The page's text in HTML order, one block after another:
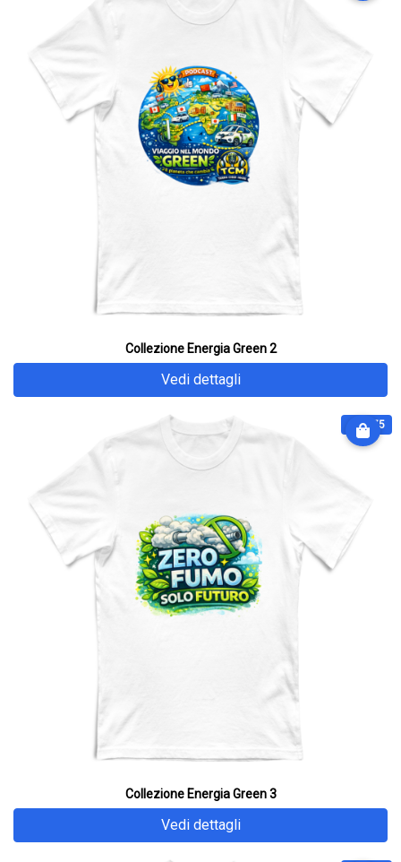
Collezione Energia Green 2
Vedi dettagli
€ 28.75
Collezione Energia Green 3
Vedi dettagli